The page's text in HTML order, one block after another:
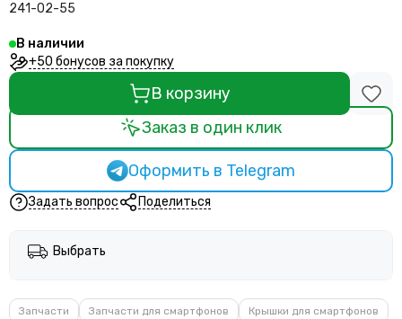
241-02-55
В наличии
+50 бонусов за покупку
В корзину
Заказ в один клик
Оформить в Telegram
Задать вопрос Поделиться
Выбрать
Запчасти Запчасти для смартфонов
Крышки для смартфонов